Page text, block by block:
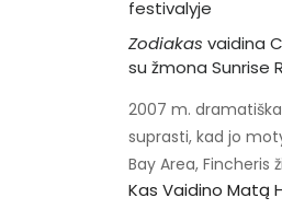
Zodiakas vaidina
su žmona Sunrise
2007 m.
suprasti, kad jo
Bay Area, Fincheris
Kas Vaidino Matą